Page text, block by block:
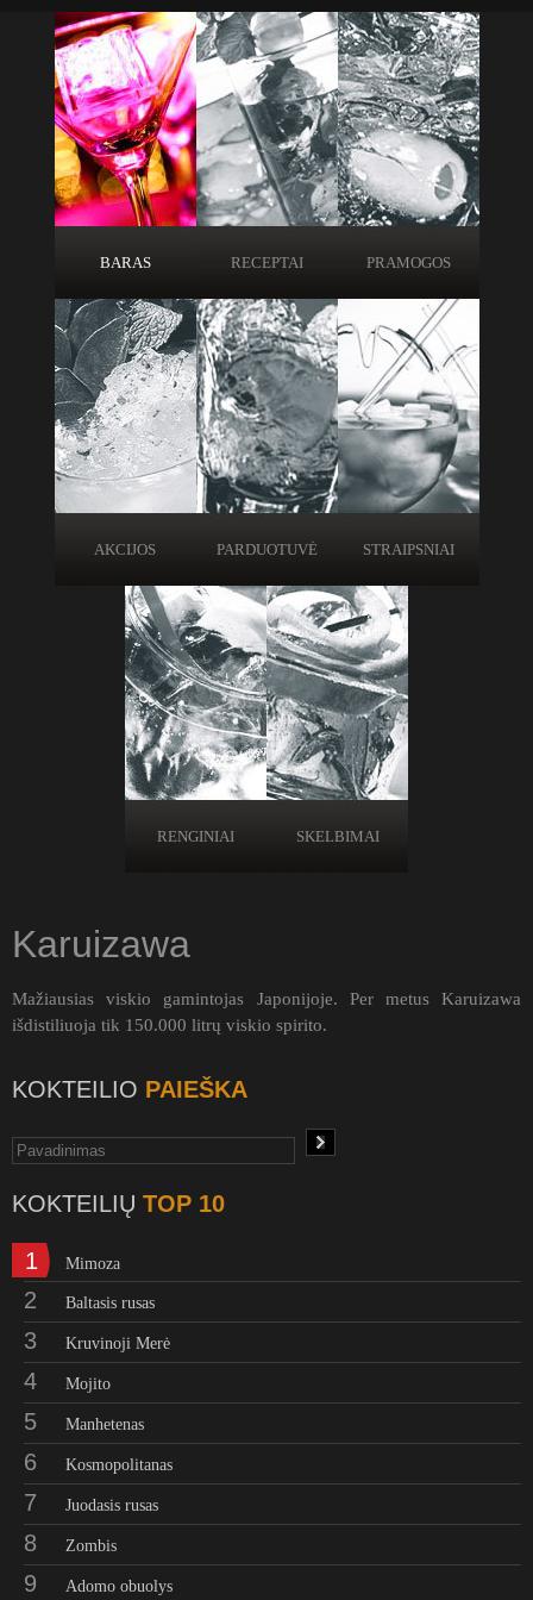
BARAS RECEPTAI PRAMOGOS
AKCIJOS PARDUOTUVĖ STRAIPSNIAI
RENGINIAI SKELBIMAI
Karuizawa
Mažiausias viskio gamintojas Japonijoje. Per metus Karuizawa
išdistiliuoja tik 150.000 litrų viskio spirito.
KOKTEILIO PAIEŠKA
KOKTEILIŲ TOP 10
1 Mimoza
2 Baltasis rusas
3 Kruvinoji Merė
4 Mojito
5 Manhetenas
6 Kosmopolitanas
7 Juodasis rusas
8 Zombis
9 Adomo obuolys